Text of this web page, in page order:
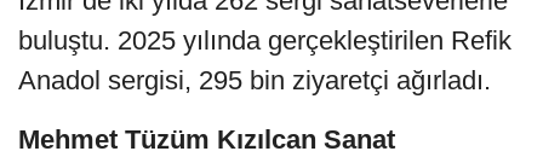
buluştu. 2025 yılında gerçekleştirilen Refik
Anadol sergisi, 295 bin ziyaretçi ağırladı.
Mehmet Tüzüm Kızılcan Sanat